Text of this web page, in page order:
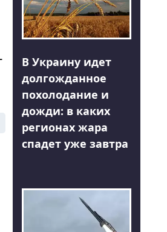
В Украину идет
долгожданное
похолодание и
дожди: в каких
регионах жара
спадет уже завтра